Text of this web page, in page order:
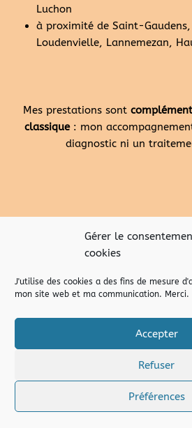
Gérer le
cookies
J'utilise des cookies a des fins de mesure
mon site web et ma communication. Merci.
Accepter
Refuser
Préférences
Luchon
à proximité de Saint-
Loudenvielle, Lannemezan,
Mes prestations sont
classique : mon
diagnostic ni un
|Mentions